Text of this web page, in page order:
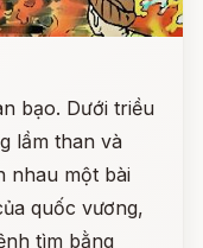
bạo. Dưới triều
lầm than và
nhau một bài
quốc vương,
tìm bằng